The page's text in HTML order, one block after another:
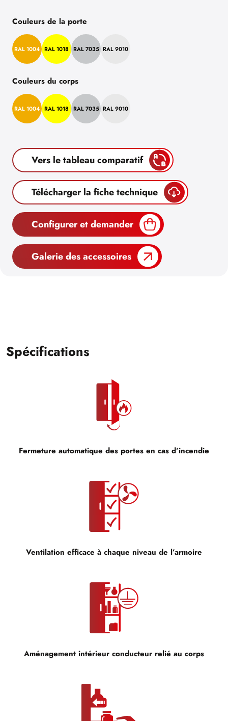
Couleurs de la porte
RAL 1004 RAL 1018 RAL 7035 RAL 9010
Couleurs du corps
RAL 1004 RAL 1018 RAL 7035 RAL 9010
Vers le tableau comparatif
Télécharger la fiche technique
Configurer et demander
Galerie des accessoires
Spécifications
Fermeture automatique des portes en cas d’incendie
Ventilation efficace à chaque niveau de l’armoire
Aménagement intérieur conducteur relié au corps